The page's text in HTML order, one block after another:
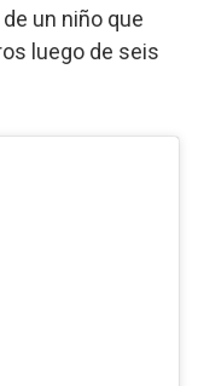
un niño que
luego de seis